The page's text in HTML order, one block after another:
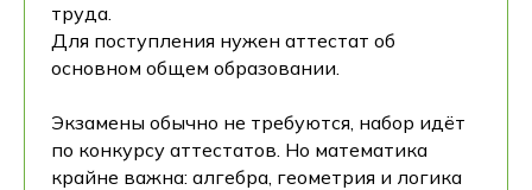
труда.
Для поступления нужен аттестат об
основном общем образовании.
Экзамены обычно не требуются, набор идёт
по конкурсу аттестатов. Но математика
крайне важна: алгебра, геометрия и логика